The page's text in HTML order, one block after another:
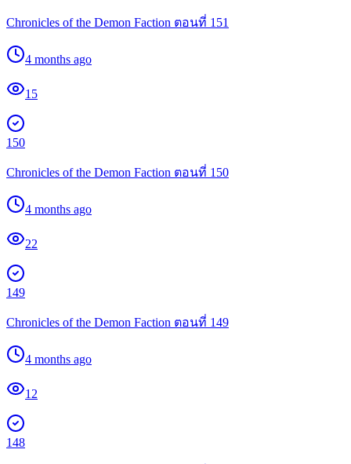
Chronicles of the Demon Faction ตอนที่ 151
4 months ago
15
150
Chronicles of the Demon Faction ตอนที่ 150
4 months ago
22
149
Chronicles of the Demon Faction ตอนที่ 149
4 months ago
12
148